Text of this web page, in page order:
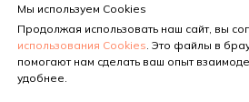
+7 (921) 653-74-24
Мы используем Cookies
Продолжая использовать наш сайт, вы
использования Cookies. Это файлы в
помогают нам сделать ваш опыт
удобнее.